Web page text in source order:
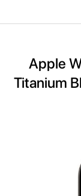
Apple
Titanium